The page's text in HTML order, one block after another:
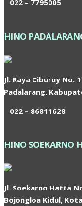
022 – 7795005
HINO
Jl. Raya Ciburuy No.
Padalarang,
022 – 86811628
HINO SOEKARNO
Jl. Soekarno Hatta
Bojongloa Kidul,